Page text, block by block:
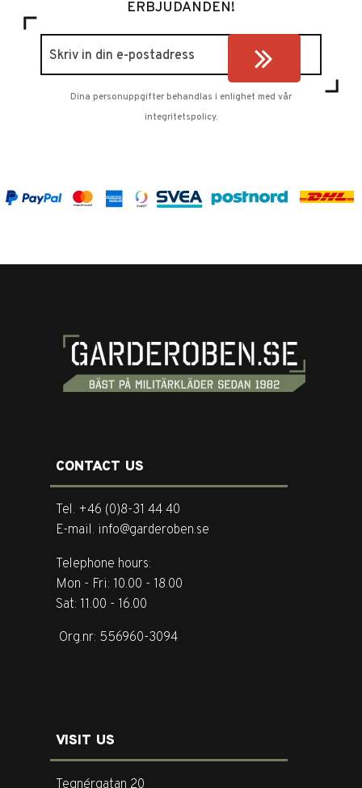
ERBJUDANDEN!
Dina personuppgifter behandlas i enlighet med vår
integritetspolicy.
CONTACT US
Tel. +46 (0)8-31 44 40
E-mail. info@garderoben.se
Telephone hours:
Mon - Fri: 10.00 - 18.00
Sat: 11.00 - 16.00
Org.nr: 556960-3094
VISIT US